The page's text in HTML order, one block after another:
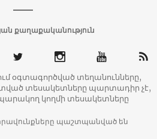
քաղաքականություն
օգտագործված տեղանունները,
տեսակետները պարտադիր չէ,
կողմի տեսակետները
իրավունքները պաշտպանված են